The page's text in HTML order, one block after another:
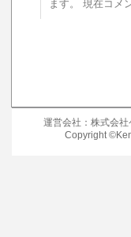
ます。 現在コメ
運営会社：株式会
Copyright